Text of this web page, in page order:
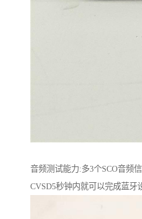
音频测试能力:多3个SCO音频
CVSD5秒钟内就可以完成蓝牙